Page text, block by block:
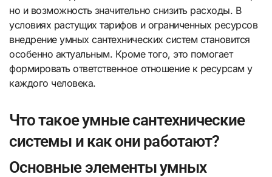
но и возможность значительно снизить расходы. В
условиях растущих тарифов и ограниченных ресурсов
внедрение умных сантехнических систем становится
особенно актуальным. Кроме того, это помогает
формировать ответственное отношение к ресурсам у
каждого человека.
Что такое умные сантехнические
системы и как они работают?
Основные элементы умных